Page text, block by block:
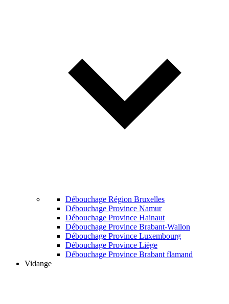
Débouchage Région Bruxelles
Débouchage Province Namur
Débouchage Province Hainaut
Débouchage Province Brabant-Wallon
Débouchage Province Luxembourg
Débouchage Province Liège
Débouchage Province Brabant flamand
Vidange